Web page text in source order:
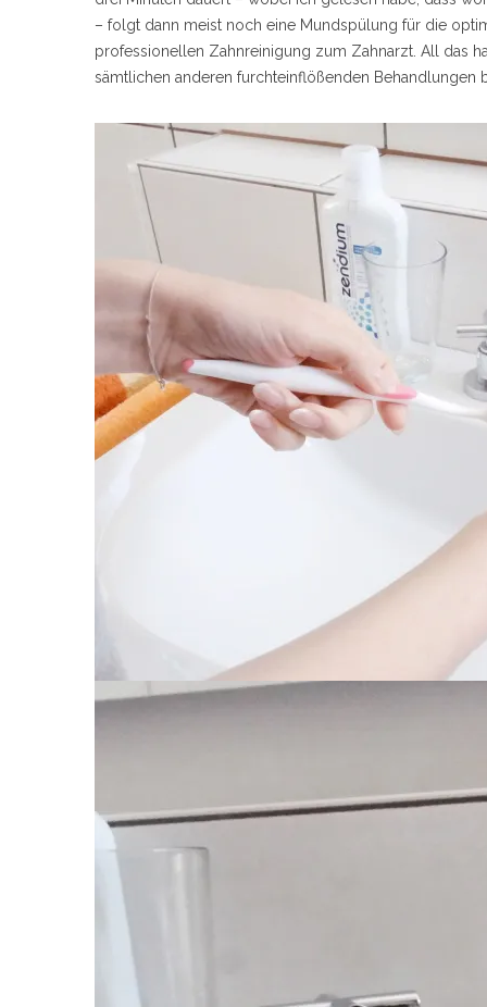
– folgt dann meist noch eine Mundspülung für die
professionellen Zahnreinigung zum Zahnarzt. All das
sämtlichen anderen furchteinflößenden Behandlungen